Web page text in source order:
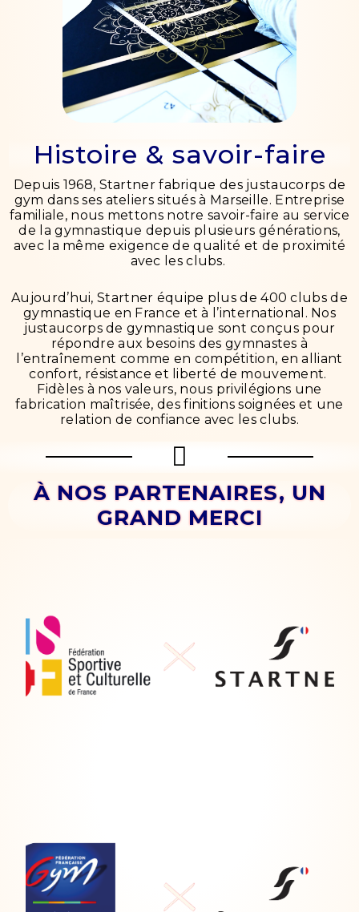
Histoire & savoir-faire
Depuis 1968, Startner fabrique des justaucorps de
gym dans ses ateliers situés à Marseille. Entreprise
familiale, nous mettons notre savoir-faire au service
de la gymnastique depuis plusieurs générations,
avec la même exigence de qualité et de proximité
avec les clubs.
Aujourd’hui, Startner équipe plus de 400 clubs de
gymnastique en France et à l’international. Nos
justaucorps de gymnastique sont conçus pour
répondre aux besoins des gymnastes à
l’entraînement comme en compétition, en alliant
confort, résistance et liberté de mouvement.
Fidèles à nos valeurs, nous privilégions une
fabrication maîtrisée, des finitions soignées et une
relation de confiance avec les clubs.
À NOS PARTENAIRES, UN
GRAND MERCI